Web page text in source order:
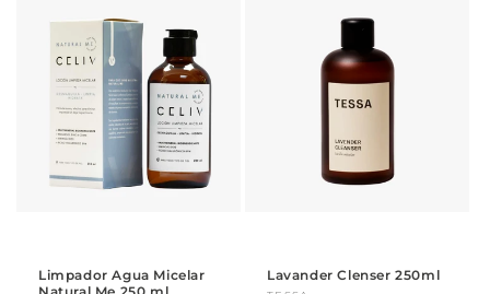
Limpador Agua Micelar
Lavander Clenser 250ml